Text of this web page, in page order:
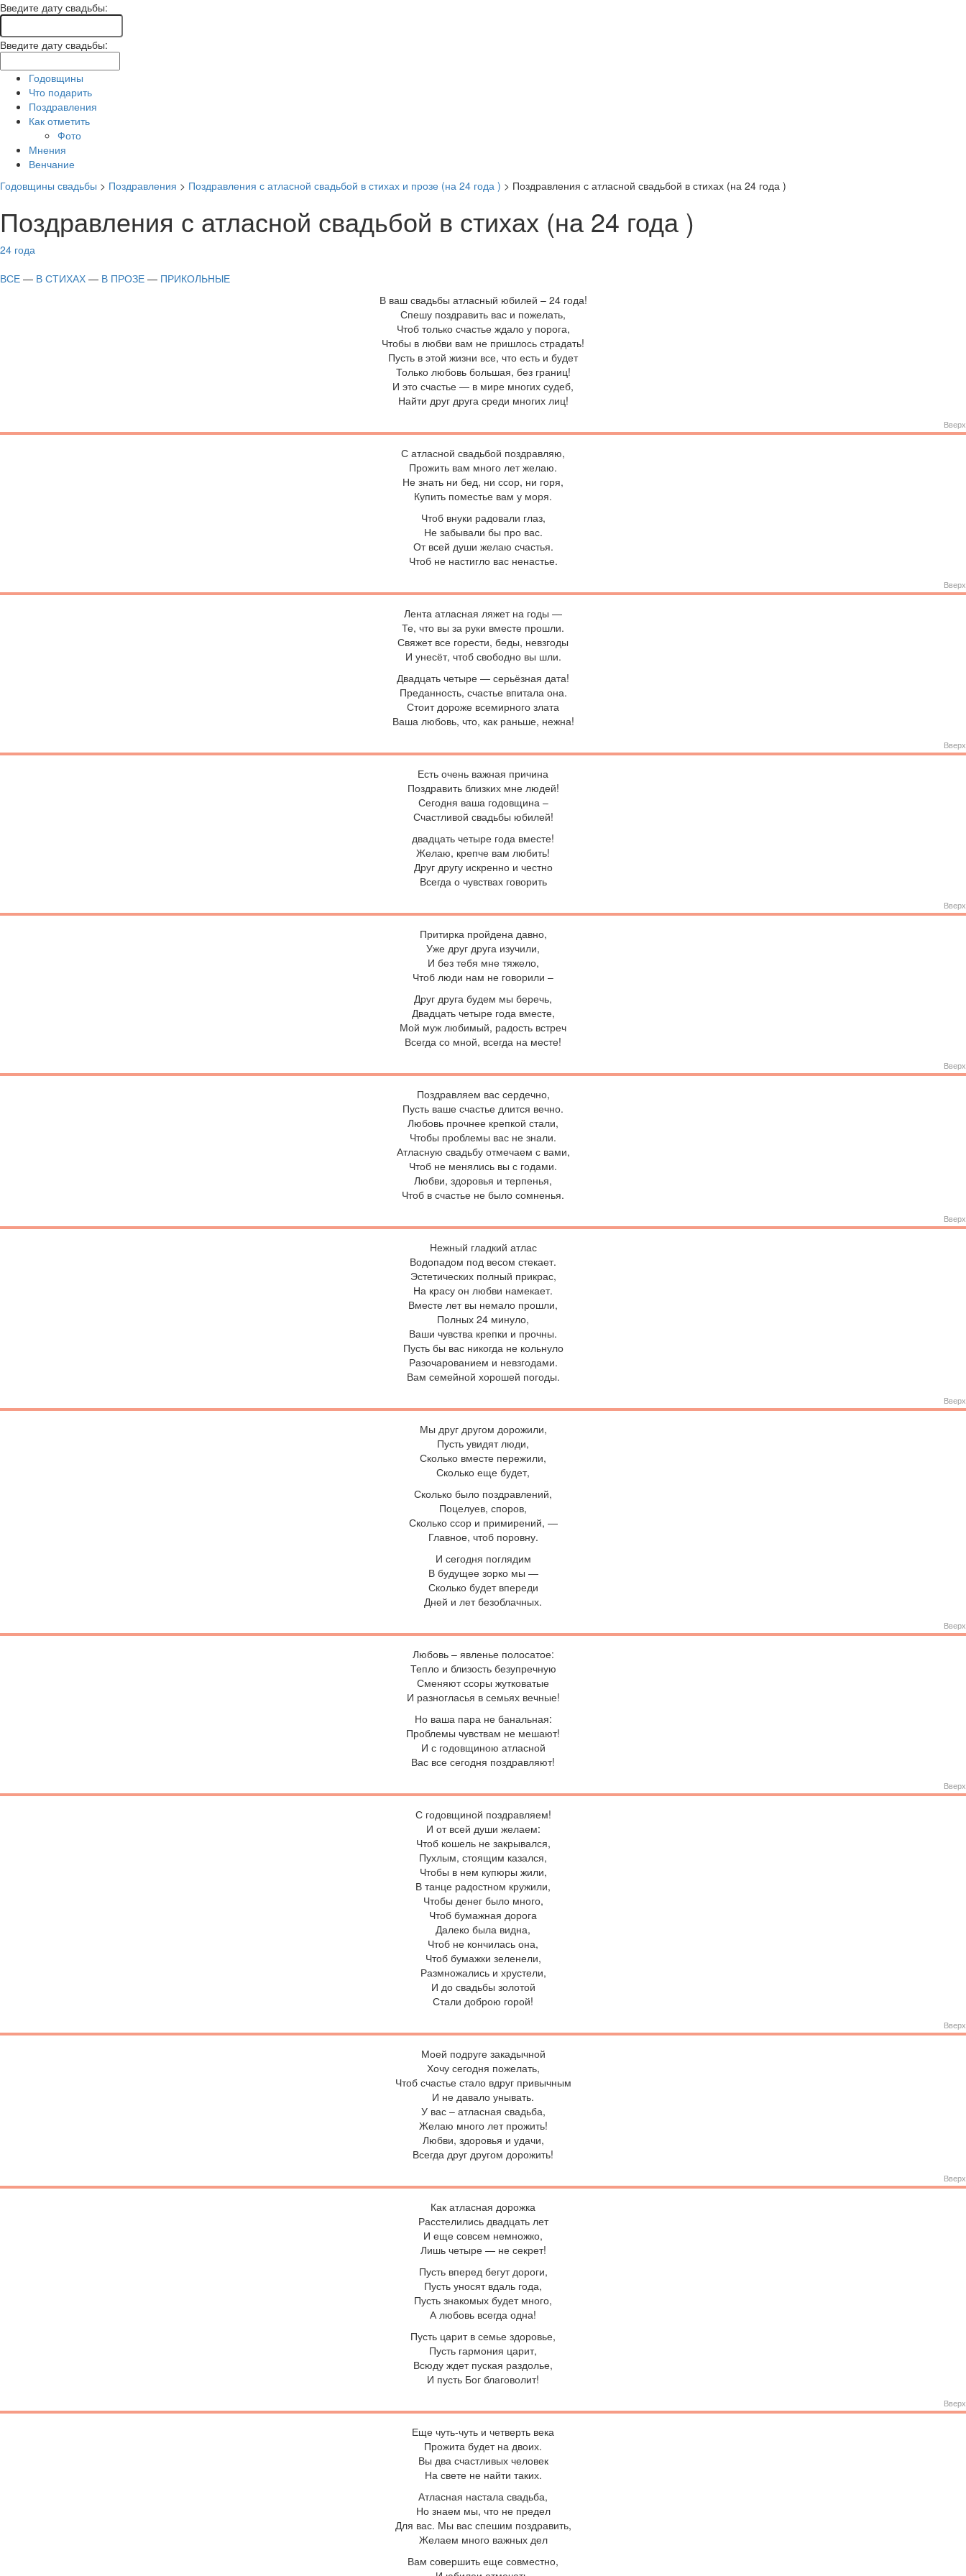
Введите дату свадьбы:
Введите дату свадьбы:
Годовщины
Что подарить
Поздравления
Как отметить
Фото
Мнения
Венчание
Годовщины свадьбы > Поздравления > Поздравления с атласной свадьбой в стихах и прозе (на 24 года ) > Поздравления с атласной свадьбой в стихах (на 24 года )
Поздравления с атласной свадьбой в стихах (на 24 года )
24 года
ВСЕ — В СТИХАХ — В ПРОЗЕ — ПРИКОЛЬНЫЕ
В ваш свадьбы атласный юбилей – 24 года!
Спешу поздравить вас и пожелать,
Чтоб только счастье ждало у порога,
Чтобы в любви вам не пришлось страдать!
Пусть в этой жизни все, что есть и будет
Только любовь большая, без границ!
И это счастье — в мире многих судеб,
Найти друг друга среди многих лиц!
Вверх
С атласной свадьбой поздравляю,
Прожить вам много лет желаю.
Не знать ни бед, ни ссор, ни горя,
Купить поместье вам у моря.
Чтоб внуки радовали глаз,
Не забывали бы про вас.
От всей души желаю счастья.
Чтоб не настигло вас ненастье.
Вверх
Лента атласная ляжет на годы —
Те, что вы за руки вместе прошли.
Свяжет все горести, беды, невзгоды
И унесёт, чтоб свободно вы шли.
Двадцать четыре — серьёзная дата!
Преданность, счастье впитала она.
Стоит дороже всемирного злата
Ваша любовь, что, как раньше, нежна!
Вверх
Есть очень важная причина
Поздравить близких мне людей!
Сегодня ваша годовщина –
Счастливой свадьбы юбилей!
двадцать четыре года вместе!
Желаю, крепче вам любить!
Друг другу искренно и честно
Всегда о чувствах говорить
Вверх
Притирка пройдена давно,
Уже друг друга изучили,
И без тебя мне тяжело,
Чтоб люди нам не говорили –
Друг друга будем мы беречь,
Двадцать четыре года вместе,
Мой муж любимый, радость встреч
Всегда со мной, всегда на месте!
Вверх
Поздравляем вас сердечно,
Пусть ваше счастье длится вечно.
Любовь прочнее крепкой стали,
Чтобы проблемы вас не знали.
Атласную свадьбу отмечаем с вами,
Чтоб не менялись вы с годами.
Любви, здоровья и терпенья,
Чтоб в счастье не было сомненья.
Вверх
Нежный гладкий атлас
Водопадом под весом стекает.
Эстетических полный прикрас,
На красу он любви намекает.
Вместе лет вы немало прошли,
Полных 24 минуло,
Ваши чувства крепки и прочны.
Пусть бы вас никогда не кольнуло
Разочарованием и невзгодами.
Вам семейной хорошей погоды.
Вверх
Мы друг другом дорожили,
Пусть увидят люди,
Сколько вместе пережили,
Сколько еще будет,
Сколько было поздравлений,
Поцелуев, споров,
Сколько ссор и примирений, —
Главное, чтоб поровну.
И сегодня поглядим
В будущее зорко мы —
Сколько будет впереди
Дней и лет безоблачных.
Вверх
Любовь – явленье полосатое:
Тепло и близость безупречную
Сменяют ссоры жутковатые
И разногласья в семьях вечные!
Но ваша пара не банальная:
Проблемы чувствам не мешают!
И с годовщиною атласной
Вас все сегодня поздравляют!
Вверх
С годовщиной поздравляем!
И от всей души желаем:
Чтоб кошель не закрывался,
Пухлым, стоящим казался,
Чтобы в нем купюры жили,
В танце радостном кружили,
Чтобы денег было много,
Чтоб бумажная дорога
Далеко была видна,
Чтоб не кончилась она,
Чтоб бумажки зеленели,
Размножались и хрустели,
И до свадьбы золотой
Стали доброю горой!
Вверх
Моей подруге закадычной
Хочу сегодня пожелать,
Чтоб счастье стало вдруг привычным
И не давало унывать.
У вас – атласная свадьба,
Желаю много лет прожить!
Любви, здоровья и удачи,
Всегда друг другом дорожить!
Вверх
Как атласная дорожка
Расстелились двадцать лет
И еще совсем немножко,
Лишь четыре — не секрет!
Пусть вперед бегут дороги,
Пусть уносят вдаль года,
Пусть знакомых будет много,
А любовь всегда одна!
Пусть царит в семье здоровье,
Пусть гармония царит,
Всюду ждет пуская раздолье,
И пусть Бог благоволит!
Вверх
Еще чуть-чуть и четверть века
Прожита будет на двоих.
Вы два счастливых человек
На свете не найти таких.
Атласная настала свадьба,
Но знаем мы, что не предел
Для вас. Мы вас спешим поздравить,
Желаем много важных дел
Вам совершить еще совместно,